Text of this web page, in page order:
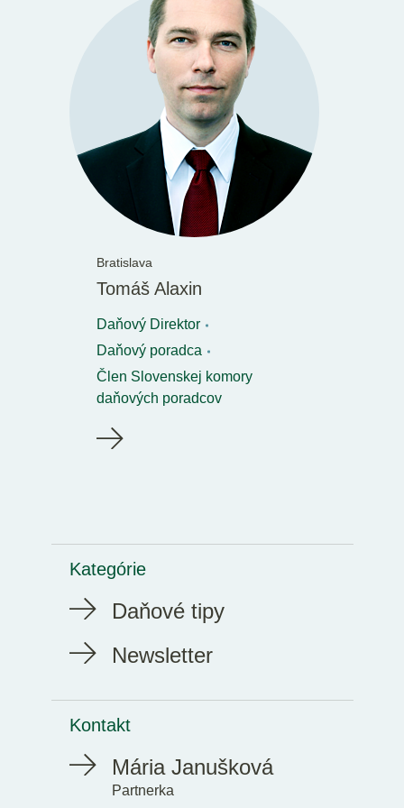
Bratislava
Tomáš Alaxin
Daňový Direktor
Daňový poradca
Člen Slovenskej komory
daňových poradcov
Kategórie
Daňové tipy
Newsletter
Kontakt
Mária Janušková
Partnerka